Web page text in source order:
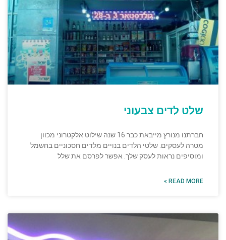
שלט לדים צבעוני
חברתנו מנורץ מייבאת כבר 16 שנה שילוט אלקטרוני מכוון
מטרה לעסקים. שלטי הלדים בנויים מלדים חסכוניים בחשמל
ומוסיפים נראות לעסק שלך. אפשר לפרסם את שלל
READ MORE »